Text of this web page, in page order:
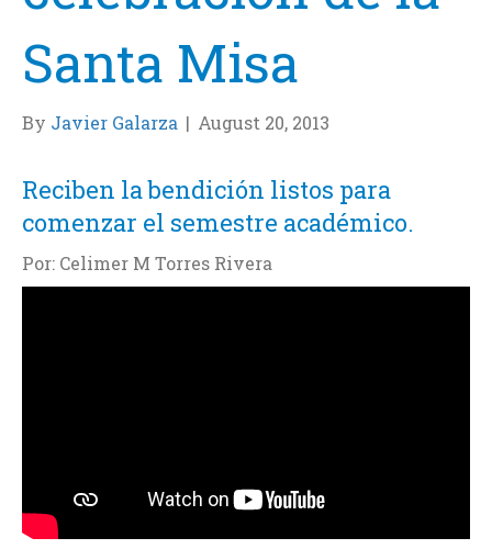
Santa Misa
By Javier Galarza | August 20, 2013
Reciben la bendición listos para
comenzar el semestre académico.
Por: Celimer M Torres Rivera